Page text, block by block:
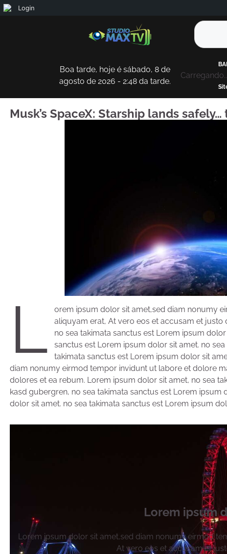
Boa tarde, hoje é sábado, 8 de
agosto de 2026 - 2:48 da tarde.
Musk’s SpaceX: Starship lands
L
orem ipsum dolor sit amet,sed diam nonumy
aliquyam erat, At vero eos et accusam et
no sea takimata sanctus est Lorem ipsum
sanctus est Lorem ipsum dolor sit amet. no
takimata sanctus est Lorem ipsum dolor sit
diam nonumy eirmod tempor invidunt ut labore et dolore
dolores et ea rebum. Lorem ipsum dolor sit amet, no sea
kasd gubergren, no sea takimata sanctus est Lorem
dolor sit amet. no sea takimata sanctus est Lorem ipsum
Lorem ipsum
Lorem ipsum dolor sit amet,sed diam nonumy eirmod
At vero eos et accusam et
Login